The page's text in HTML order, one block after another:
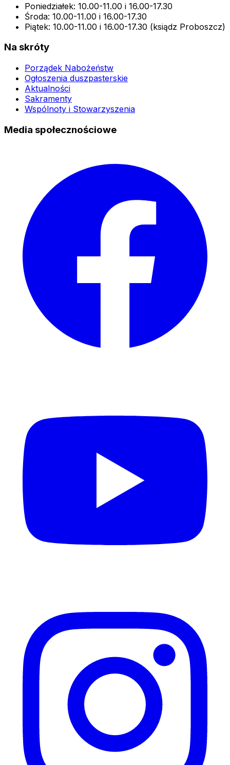
Poniedziałek: 10.00-11.00 i 16.00-17.30
Środa: 10.00-11.00 i 16.00-17.30
Piątek: 10.00-11.00 i 16.00-17.30 (ksiądz Proboszcz)
Na skróty
Porządek Nabożeństw
Ogłoszenia duszpasterskie
Aktualności
Sakramenty
Wspólnoty i Stowarzyszenia
Media społecznościowe